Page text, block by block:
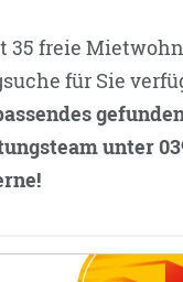
35 freie
für Sie
unter